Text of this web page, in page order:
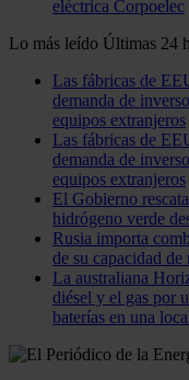
eléctrica Corpoelec
Lo más leído Últimas 24
Las fábricas de
demanda de
equipos extranjeros
Las fábricas de
demanda de
equipos extranjeros
El Gobierno
hidrógeno verde
Rusia importa
de su capacidad
La australiana
diésel y el gas por
baterías en una